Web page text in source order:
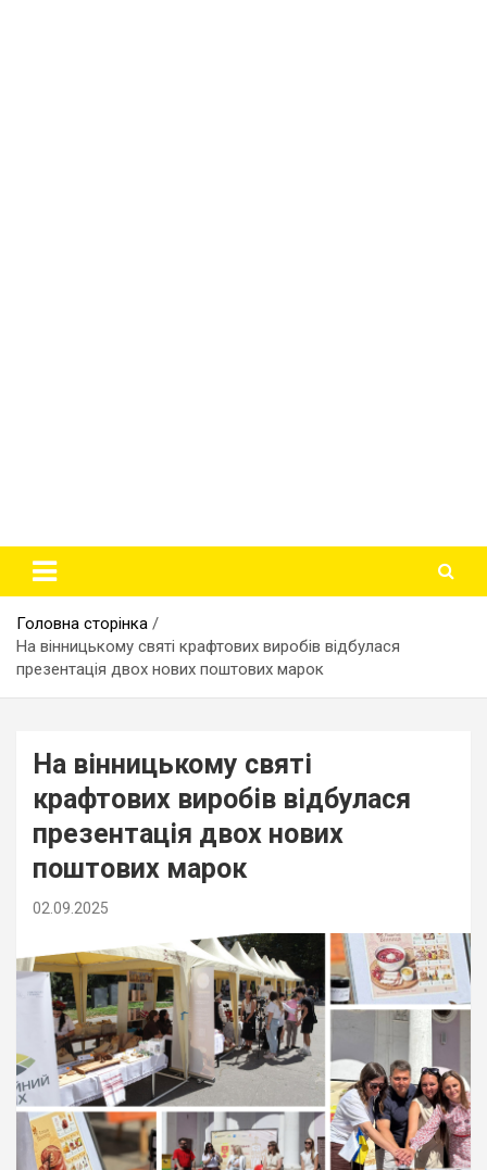
Головна сторінка
На вінницькому святі крафтових виробів відбулася
презентація двох нових поштових марок
На вінницькому святі
крафтових виробів відбулася
презентація двох нових
поштових марок
02.09.2025